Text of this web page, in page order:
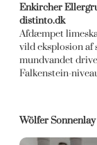
Enkircher
distinto.dk
Afdæmpet
vild eksplosion af
mundvandet
Falkenstein-
Wölfer